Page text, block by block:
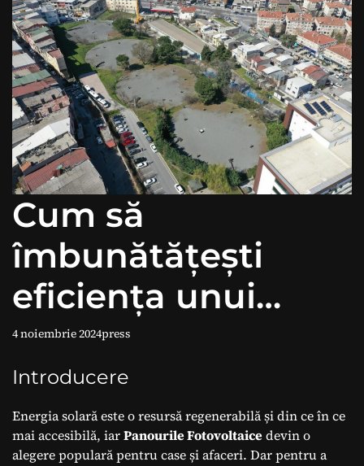
Cum să
îmbunătățești
eficiența unui
Panou Fotovoltaic
4 noiembrie 2024press
Introducere
Energia solară este o resursă regenerabilă și din ce în ce
mai accesibilă, iarPanourile Fotovoltaicedevin o
alegere populară pentru case și afaceri. Dar pentru a